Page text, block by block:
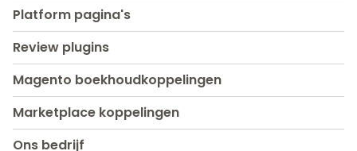
Platform pagina's
Review plugins
Magento boekhoudkoppelingen
Marketplace koppelingen
Ons bedrijf